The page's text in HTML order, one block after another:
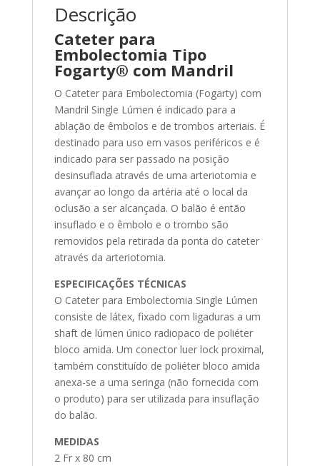
quantidade
Descrição
Cateter para
Embolectomia Tipo
Fogarty® com Mandril
O Cateter para Embolectomia (Fogarty) com
Mandril Single Lúmen é indicado para a
ablação de êmbolos e de trombos arteriais. É
destinado para uso em vasos periféricos e é
indicado para ser passado na posição
desinsuflada através de uma arteriotomia e
avançar ao longo da artéria até o local da
oclusão a ser alcançada. O balão é então
insuflado e o êmbolo e o trombo são
removidos pela retirada da ponta do cateter
através da arteriotomia.
ESPECIFICAÇÕES TÉCNICAS
O Cateter para Embolectomia Single Lúmen
consiste de látex, fixado com ligaduras a um
shaft de lúmen único radiopaco de poliéter
bloco amida. Um conector luer lock proximal,
também constituído de poliéter bloco amida
anexa-se a uma seringa (não fornecida com
o produto) para ser utilizada para insuflação
do balão.
MEDIDAS
2 Fr x 80 cm